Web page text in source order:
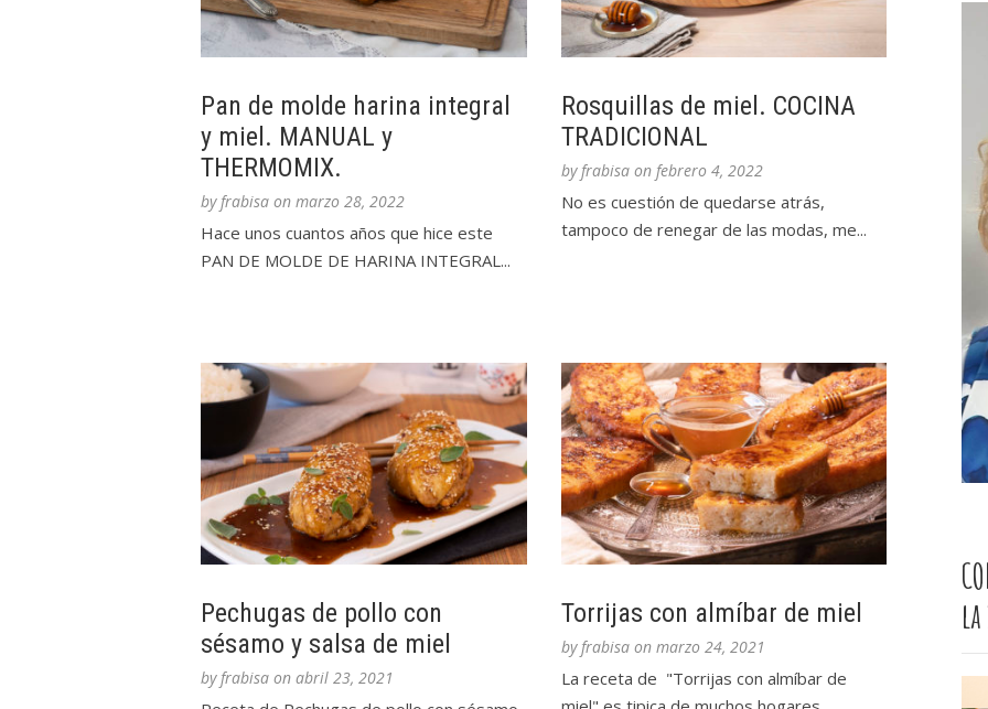
Pan de molde harina integral
y miel. MANUAL y
THERMOMIX.
byfrabisa on marzo 28, 2022
Hace unos cuantos años que hice este
PAN DE MOLDE DE HARINA INTEGRAL...
Rosquillas de miel. COCINA
TRADICIONAL
byfrabisa on febrero 4, 2022
No es cuestión de quedarse atrás,
tampoco de renegar de las modas, me...
Pechugas de pollo con
sésamo y salsa de miel
byfrabisa on abril 23, 2021
Torrijas con almíbar de miel
byfrabisa on marzo 24, 2021
La receta de "Torrijas con almíbar de